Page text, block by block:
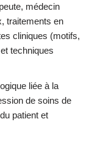
médecin
traitements en
cliniques (motifs,
techniques
liée à la
de soins de
patient et